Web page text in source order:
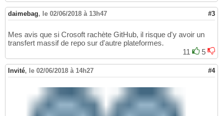
daimebag, le 02/06/2018 à 13h47 #3
Mes avis que si Crosoft rachète GitHub, il risque d'y avoir un
transfert massif de repo sur d'autre plateformes.
11
5
Invité, le 02/06/2018 à 14h27 #4